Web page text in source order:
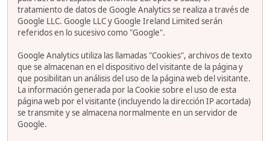
tratamiento de datos de Google Analytics se realiza a través de
Google LLC. Google LLC y Google Ireland Limited serán
referidos en lo sucesivo como "Google".
Google Analytics utiliza las llamadas "Cookies", archivos de texto
que se almacenan en el dispositivo del visitante de la página y
que posibilitan un análisis del uso de la página web del visitante.
La información generada por la Cookie sobre el uso de esta
página web por el visitante (incluyendo la dirección IP acortada)
se transmite y se almacena normalmente en un servidor de
Google.